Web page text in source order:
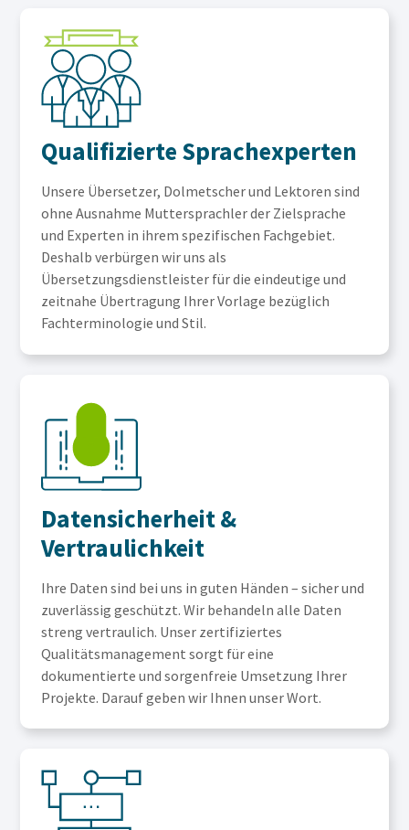
Qualifizierte Sprachexperten
Unsere Übersetzer, Dolmetscher und Lektoren sind
ohne Ausnahme Muttersprachler der Zielsprache
und Experten in ihrem spezifischen Fachgebiet.
Deshalb verbürgen wir uns als
Übersetzungsdienstleister für die eindeutige und
zeitnahe Übertragung Ihrer Vorlage bezüglich
Fachterminologie und Stil.
Datensicherheit &
Vertraulichkeit
Ihre Daten sind bei uns in guten Händen – sicher und
zuverlässig geschützt. Wir behandeln alle Daten
streng vertraulich. Unser zertifiziertes
Qualitätsmanagement sorgt für eine
dokumentierte und sorgenfreie Umsetzung Ihrer
Projekte. Darauf geben wir Ihnen unser Wort.